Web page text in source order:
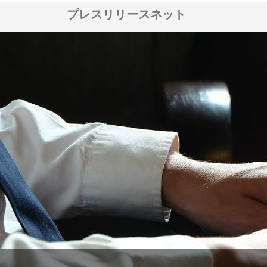
プレスリリースネット